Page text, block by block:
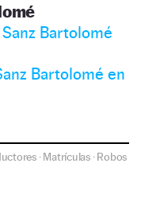
Bartolomé
Bartolomé en
·Matrículas·Robos